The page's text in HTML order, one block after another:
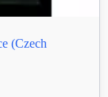
(Czech